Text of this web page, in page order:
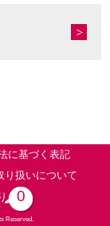
に基づく表記
り扱いについて
0
Reserved.